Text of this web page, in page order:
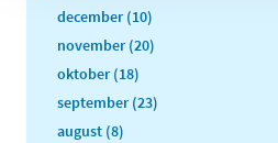
december (10)
november (20)
oktober (18)
september (23)
august (8)